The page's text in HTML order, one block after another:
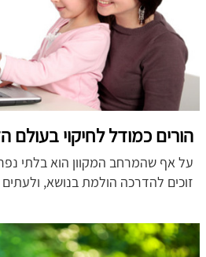
הורים כמודל לחיקוי בעולם
על אף שהמרחב המקוון הוא בלתי
זוכים להדרכה הולמת בנושא,